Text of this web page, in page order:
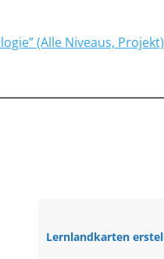
(Alle Niveaus, Projekt)